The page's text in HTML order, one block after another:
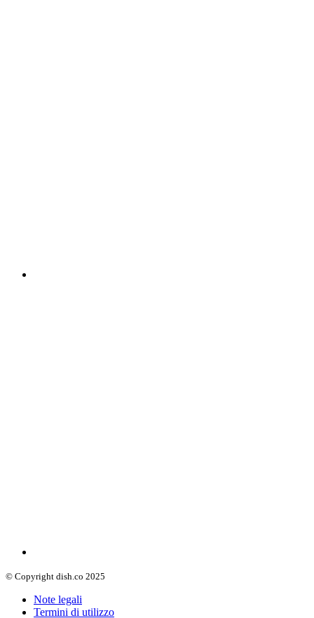
© Copyright dish.co 2025
Note legali
Termini di utilizzo